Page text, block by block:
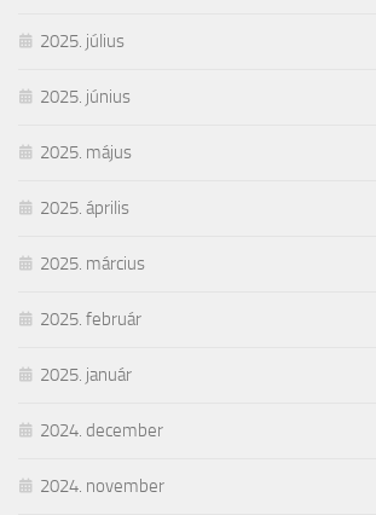
2025. július
2025. június
2025. május
2025. április
2025. március
2025. február
2025. január
2024. december
2024. november